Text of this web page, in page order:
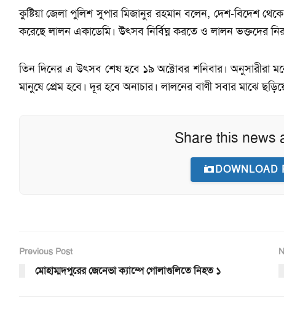
কুষ্টিয়া জেলা পুলিশ সুপার মিজানুর রহমান বলেন, দেশ-বিদেশ
করেছে লালন একাডেমি। উৎসব নির্বিঘ্ন করতে ও লালন ভক্তদের
তিন দিনের এ উৎসব শেষ হবে ১৯ অক্টোবর শনিবার। অনুসারীরা
মানুষে প্রেম হবে। দূর হবে অনাচার। লালনের বাণী সবার মাঝে
Share this news
DOWNLOAD
Previous Post
মোহাম্মদপুরের জেনেভা ক্যাম্পে গোলাগুলিতে নিহত ১